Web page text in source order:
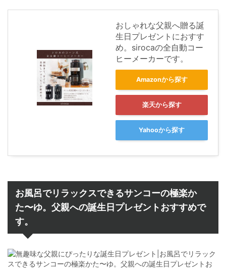
おしゃれな父親へ贈る誕
生日プレゼントにおすす
め。sirocaの全自動コー
ヒーメーカーです。
Amazonから探す
楽天から探す
Yahooから探す
お風呂でリラックスできるサンコーの極楽か
た〜ゆ。父親への誕生日プレゼントおすすめで
す。